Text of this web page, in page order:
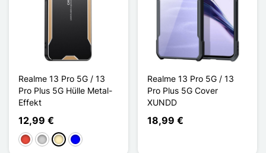
Realme 13 Pro 5G / 13
Pro Plus 5G Hülle Metal-
Effekt
12,99 €
Rot SilberGolden
Blau
Realme 13 Pro 5G / 13
Pro Plus 5G Cover
XUNDD
18,99 €